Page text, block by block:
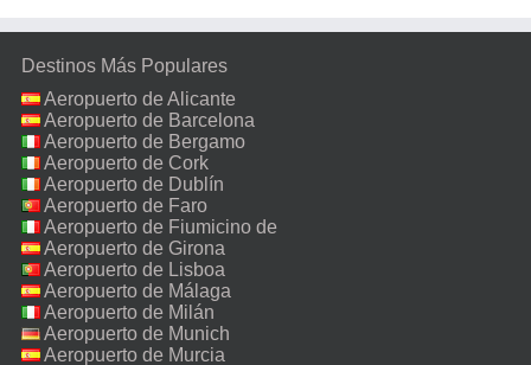
Destinos Más Populares
Aeropuerto de Alicante
Aeropuerto de Barcelona
Aeropuerto de Bergamo
Aeropuerto de Cork
Aeropuerto de Dublín
Aeropuerto de Faro
Aeropuerto de Fiumicino de
Roma
Aeropuerto de Girona
Aeropuerto de Lisboa
Aeropuerto de Málaga
Aeropuerto de Milán
Malpensa
Aeropuerto de Munich
Aeropuerto de Murcia